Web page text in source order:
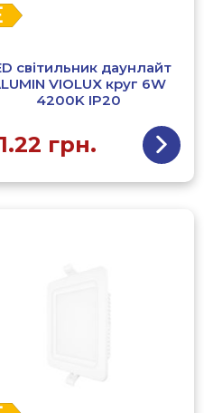
світильник даунлайт
VIOLUX круг 6W
4200K IP20
грн.